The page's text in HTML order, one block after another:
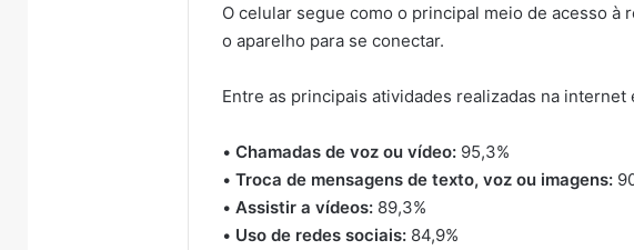
O celular segue como o principal meio de acesso à
o aparelho para se conectar.
Entre as principais atividades realizadas na internet
•Chamadas de voz ou vídeo: 95,3%
•Troca de mensagens de texto, voz ou imagens:
•Assistir a vídeos: 89,3%
• Uso de redes sociais: 84,9%